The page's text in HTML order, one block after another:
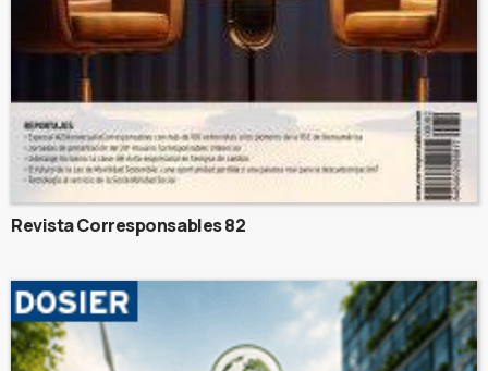
Revista Corresponsables 82